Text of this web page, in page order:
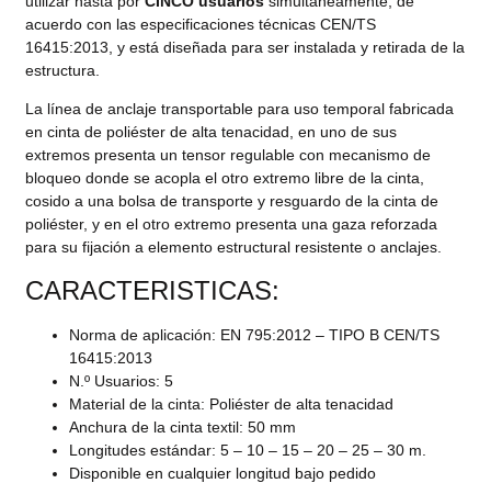
acuerdo con las especificaciones técnicas CEN/TS
16415:2013, y está diseñada para ser instalada y retirada de la
estructura.
La línea de anclaje transportable para uso temporal fabricada
en cinta de poliéster de alta tenacidad, en uno de sus
extremos presenta un tensor regulable con mecanismo de
bloqueo donde se acopla el otro extremo libre de la cinta,
cosido a una bolsa de transporte y resguardo de la cinta de
poliéster, y en el otro extremo presenta una gaza reforzada
para su fijación a elemento estructural resistente o anclajes.
CARACTERISTICAS:
Norma de aplicación: EN 795:2012 – TIPO B CEN/TS
16415:2013
N.º Usuarios: 5
Material de la cinta: Poliéster de alta tenacidad
Anchura de la cinta textil: 50 mm
Longitudes estándar: 5 – 10 – 15 – 20 – 25 – 30 m.
Disponible en cualquier longitud bajo pedido